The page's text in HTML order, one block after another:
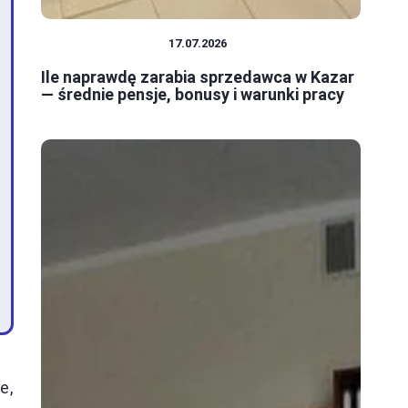
17.07.2026
Ile naprawdę zarabia sprzedawca w Kazar
— średnie pensje, bonusy i warunki pracy